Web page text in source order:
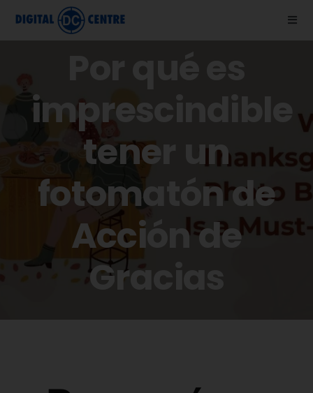
Fotomatones
Ayuda
imprescindible
tener un
fotomatón de
Acción de
Gracias